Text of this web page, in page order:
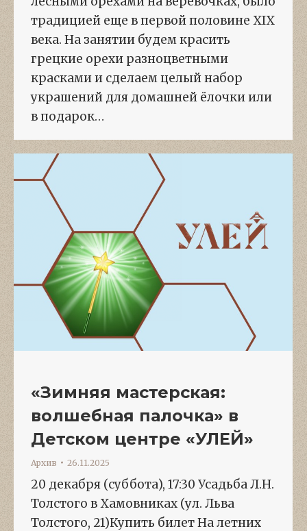
традицией еще в первой половине XIX
века. На занятии будем красить
грецкие орехи разноцветными
красками и сделаем целый набор
украшений для домашней ёлочки или
в подарок…
«Зимняя мастерская:
волшебная палочка» в
Детском центре «УЛЕЙ»
Архив 26.11.2025
20 декабря (суббота), 17:30 Усадьба Л.Н.
Толстого в Хамовниках (ул. Льва
Толстого, 21)Купить билет На летних